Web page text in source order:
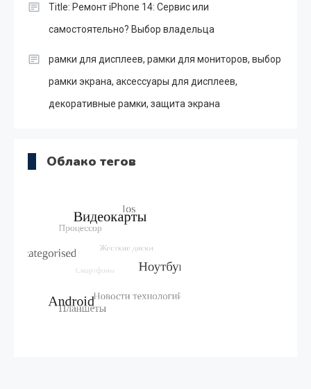
Title: Ремонт iPhone 14: Сервис или
самостоятельно? Выбор владельца
рамки для дисплеев, рамки для мониторов, выбор
рамки экрана, аксессуары для дисплеев,
декоративные рамки, защита экрана
Облако тегов